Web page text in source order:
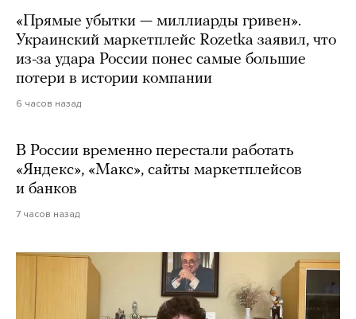
«Прямые убытки — миллиарды гривен».
Украинский маркетплейс Rozetka заявил, что
из-за удара России понес самые большие
потери в истории компании
6 часов назад
В России временно перестали работать
«Яндекс», «Макс», сайты маркетплейсов
и банков
7 часов назад